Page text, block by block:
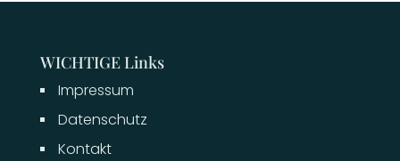
WICHTIGE Links
Impressum
Datenschutz
Kontakt